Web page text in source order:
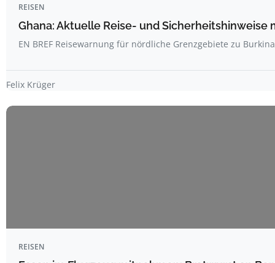
REISEN
Ghana: Aktuelle Reise- und Sicherheitshinweise
EN BREF Reisewarnung für nördliche Grenzgebiete zu
Felix Krüger
REISEN